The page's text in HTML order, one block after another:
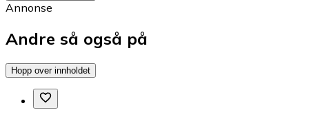
Annonse
Andre så også på
Hopp over innholdet